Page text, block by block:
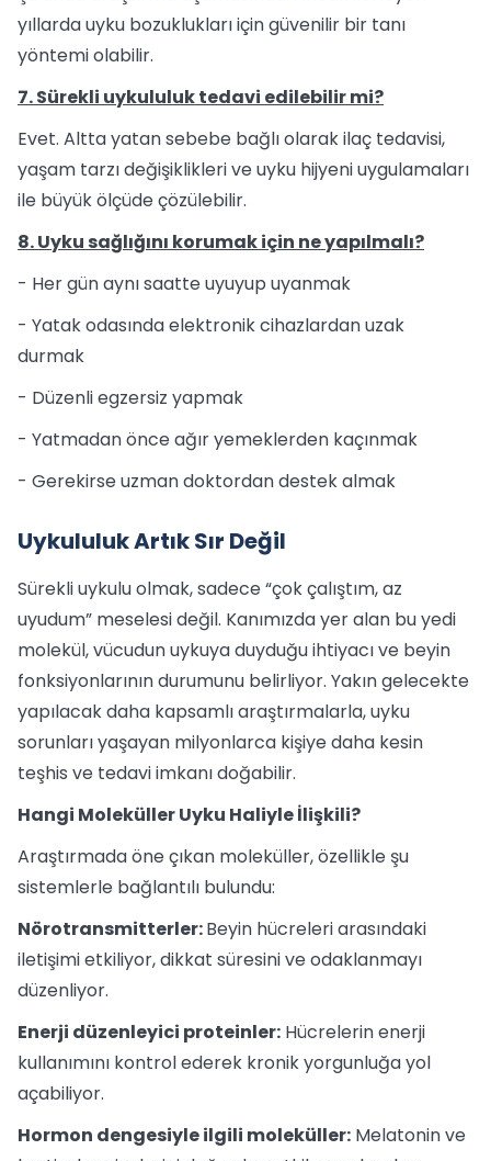
yıllarda uyku bozuklukları için güvenilir bir tanı
yöntemi olabilir.
7. Sürekli uykululuk tedavi edilebilir mi?
Evet. Altta yatan sebebe bağlı olarak ilaç tedavisi,
yaşam tarzı değişiklikleri ve uyku hijyeni uygulamaları
ile büyük ölçüde çözülebilir.
8. Uyku sağlığını korumak için ne yapılmalı?
- Her gün aynı saatte uyuyup uyanmak
- Yatak odasında elektronik cihazlardan uzak
durmak
- Düzenli egzersiz yapmak
- Yatmadan önce ağır yemeklerden kaçınmak
- Gerekirse uzman doktordan destek almak
Uykululuk Artık Sır Değil
Sürekli uykulu olmak, sadece “çok çalıştım, az
uyudum” meselesi değil. Kanımızda yer alan bu yedi
molekül, vücudun uykuya duyduğu ihtiyacı ve beyin
fonksiyonlarının durumunu belirliyor. Yakın gelecekte
yapılacak daha kapsamlı araştırmalarla, uyku
sorunları yaşayan milyonlarca kişiye daha kesin
teşhis ve tedavi imkanı doğabilir.
Hangi Moleküller Uyku Haliyle İlişkili?
Araştırmada öne çıkan moleküller, özellikle şu
sistemlerle bağlantılı bulundu:
Nörotransmitterler:Beyin hücreleri arasındaki
iletişimi etkiliyor, dikkat süresini ve odaklanmayı
düzenliyor.
Enerji düzenleyici proteinler: Hücrelerin enerji
kullanımını kontrol ederek kronik yorgunluğa yol
açabiliyor.
Hormon dengesiyle ilgili moleküller: Melatonin ve